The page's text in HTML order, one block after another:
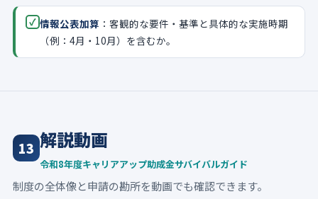
✓ 情報公表加算 ：客観的な要件・基準と具体的な実施時期
（例：4月・10月）を含むか。
13 解説動画
令和8年度キャリアアップ助成金サバイバルガイド
制度の全体像と申請の勘所を動画でも確認できます。